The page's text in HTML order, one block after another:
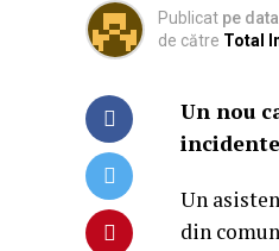
Publicat pe data
de către Total
Un nou
Un
din